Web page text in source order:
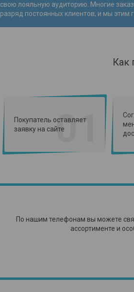
свою лояльную аудиторию. Многие
разряд постоянных клиентов, и мы этим
Как
01
Покупатель оставляет
заявку на сайте
По нашим телефонам вы можете
ассортименте и